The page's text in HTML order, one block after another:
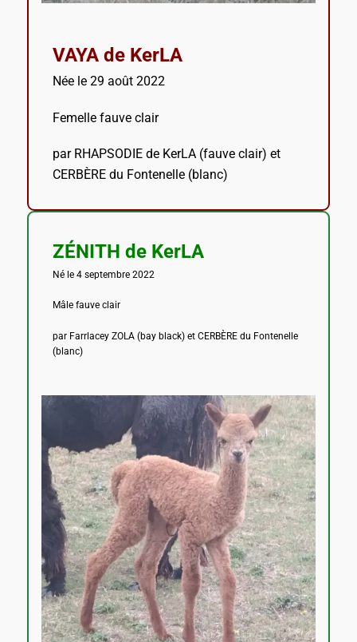
VAYA de KerLA
Née le 29 août 2022
Femelle fauve clair
par RHAPSODIE de KerLA (fauve clair) et
CERBÈRE du Fontenelle (blanc)
ZÉNITH de KerLA
Né le 4 septembre 2022
Mâle fauve clair
par Farrlacey ZOLA (bay black) et CERBÈRE du Fontenelle
(blanc)